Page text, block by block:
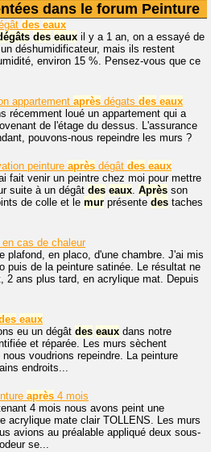
dans le forum Peinture
des eaux
des eaux il y a 1 an, on a essayé de
déshumidificateur, mais ils restent
environ 15 %. Pensez-vous que ce
appartement après dégats des eaux
récemment loué un appartement qui a
de l'étage du dessus. L'assurance
pouvons-nous repeindre les murs ?
peinture après dégât des eaux
fait venir un peintre chez moi pour mettre
suite à un dégât des eaux. Après son
de colle et le mur présente des taches
cas de chaleur
plafond, en placo, d'une chambre. J'ai mis
puis de la peinture satinée. Le résultat ne
2 ans plus tard, en acrylique mat. Depuis
eaux
eu un dégât des eaux dans notre
et réparée. Les murs sèchent
voudrions repeindre. La peinture
endroits...
après 4 mois
4 mois nous avons peint une
acrylique mate clair TOLLENS. Les murs
avions au préalable appliqué deux sous-
se...